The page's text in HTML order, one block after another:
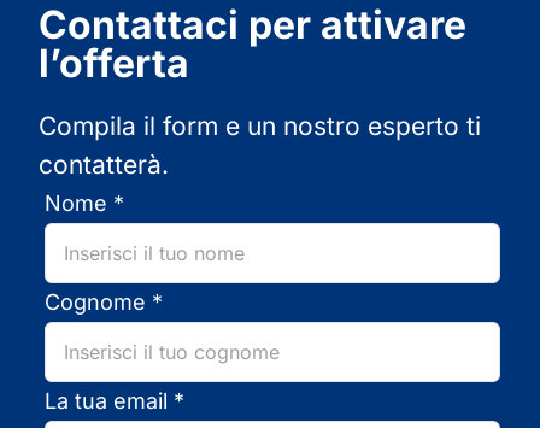
Contattaci per attivare
l’offerta
Compila il form e un nostro esperto ti
contatterà.
Nome *
Cognome *
La tua email *